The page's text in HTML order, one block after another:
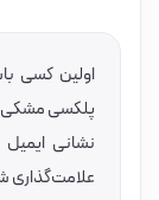
اولین کسی
پلکسی مشکی
نشانی
علامت‌گذاری